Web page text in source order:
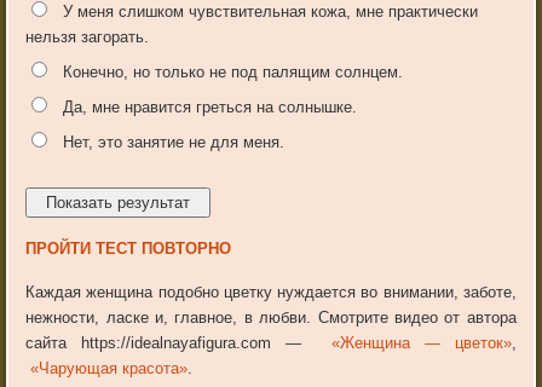
У меня слишком чувствительная кожа, мне практически
нельзя загорать.
Конечно, но только не под палящим солнцем.
Да, мне нравится греться на солнышке.
Нет, это занятие не для меня.
ПРОЙТИ ТЕСТ ПОВТОРНО
Каждая женщина подобно цветку нуждается во внимании, заботе,
нежности, ласке и, главное, в любви. Смотрите видео от автора
сайта https://idealnayafigura.com — «Женщина — цветок»,
«Чарующая красота»